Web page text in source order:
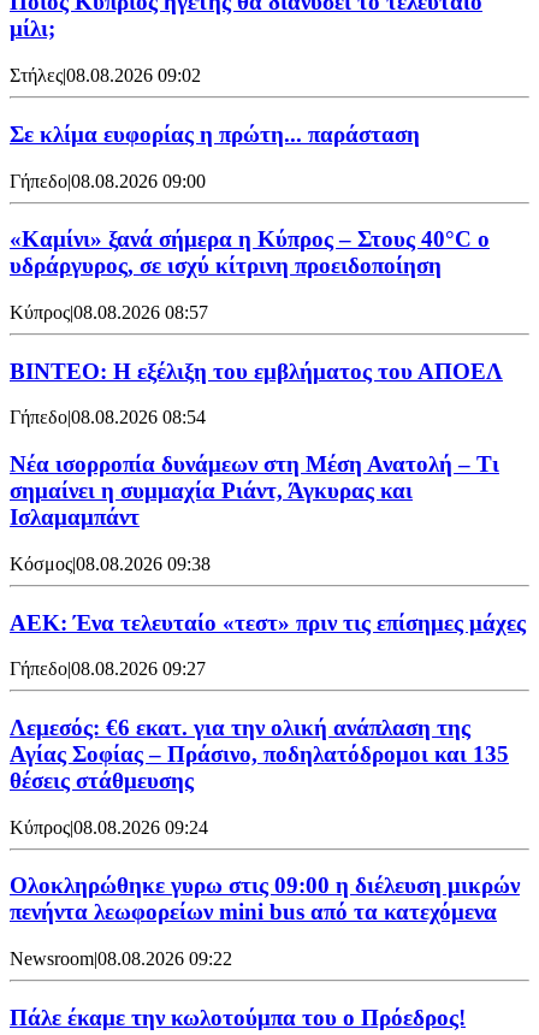
μίλι;
Στήλες|08.08.2026 09:02
Σε κλίμα ευφορίας η πρώτη... παράσταση
Γήπεδο|08.08.2026 09:00
«Καμίνι» ξανά σήμερα η Κύπρος – Στους 40°C ο
υδράργυρος, σε ισχύ κίτρινη προειδοποίηση
Κύπρος|08.08.2026 08:57
ΒΙΝΤΕΟ: Η εξέλιξη του εμβλήματος του ΑΠΟΕΛ
Γήπεδο|08.08.2026 08:54
Νέα ισορροπία δυνάμεων στη Μέση Ανατολή – Τι
σημαίνει η συμμαχία Ριάντ, Άγκυρας και
Ισλαμαμπάντ
Κόσμος|08.08.2026 09:38
ΑΕΚ: Ένα τελευταίο «τεστ» πριν τις επίσημες μάχες
Γήπεδο|08.08.2026 09:27
Λεμεσός: €6 εκατ. για την ολική ανάπλαση της
Αγίας Σοφίας – Πράσινο, ποδηλατόδρομοι και 135
θέσεις στάθμευσης
Κύπρος|08.08.2026 09:24
Ολοκληρώθηκε γυρω στις 09:00 η διέλευση μικρών
πενήντα λεωφορείων mini bus από τα κατεχόμενα
Newsroom|08.08.2026 09:22
Πάλε έκαμε την κωλοτούμπα του ο Πρόεδρος!